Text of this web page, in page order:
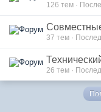
126 тем ·
37 тем ·
26 тем ·